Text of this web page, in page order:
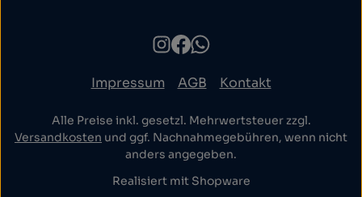
Impressum AGB Kontakt
Alle Preise inkl. gesetzl. Mehrwertsteuer zzgl.
Versandkosten und ggf. Nachnahmegebühren, wenn nicht
anders angegeben.
Realisiert mit Shopware